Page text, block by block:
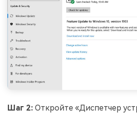
Шаг 2: Откройте «Диспетчер